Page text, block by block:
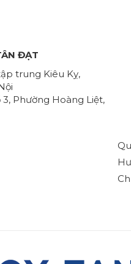
ĐẠT
trung Kiêu Kỵ,
Hoàng Liệt,